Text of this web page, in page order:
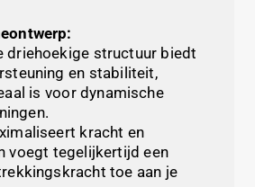
driehoekige structuur biedt
en stabiliteit,
is voor dynamische
kracht en
voegt tegelijkertijd een
toe aan je